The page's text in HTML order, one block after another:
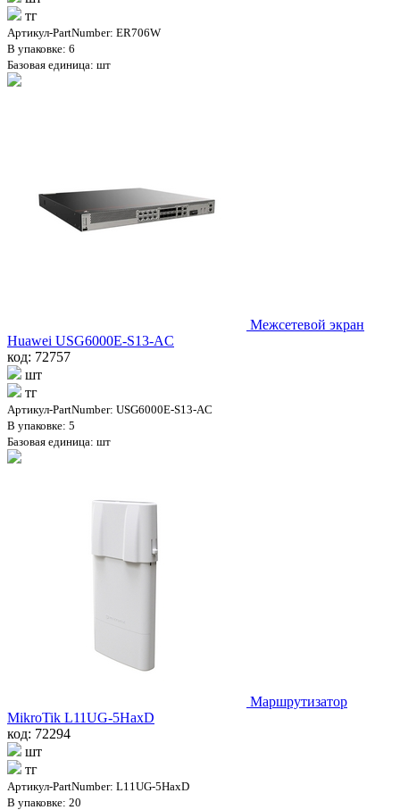
тг
Артикул-PartNumber: ER706W
В упаковке: 6
Базовая единица: шт
Межсетевой экран
Huawei USG6000E-S13-AC
код: 72757
шт
тг
Артикул-PartNumber: USG6000E-S13-AC
В упаковке: 5
Базовая единица: шт
Маршрутизатор
MikroTik L11UG-5HaxD
код: 72294
шт
тг
Артикул-PartNumber: L11UG-5HaxD
В упаковке: 20